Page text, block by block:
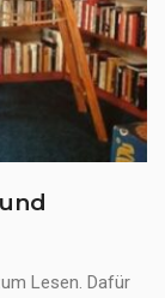
Lesen. Dafür